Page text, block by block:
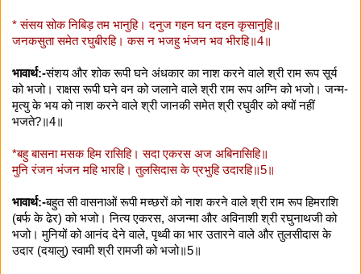
* संसय सोक निबिड़ तम भानुहि। दनुज गहन घन दहन कृसानुहि॥
जनकसुता समेत रघुबीरहि। कस न भजहु भंजन भव भीरहि॥4॥
भावार्थ:-संशय और शोक रूपी घने अंधकार का नाश करने वाले श्री राम रूप सूर्य
को भजो। राक्षस रूपी घने वन को जलाने वाले श्री राम रूप अग्नि को भजो। जन्म-
मृत्यु के भय को नाश करने वाले श्री जानकी समेत श्री रघुवीर को क्यों नहीं
भजते?॥4॥
*बहु बासना मसक हिम रासिहि। सदा एकरस अज अबिनासिहि॥
मुनि रंजन भंजन महि भारहि। तुलसिदास के प्रभुहि उदारहि॥5॥
भावार्थ:-बहुत सी वासनाओं रूपी मच्छरों को नाश करने वाले श्री राम रूप हिमराशि
(बर्फ के ढेर) को भजो। नित्य एकरस, अजन्मा और अविनाशी श्री रघुनाथजी को
भजो। मुनियों को आनंद देने वाले, पृथ्वी का भार उतारने वाले और तुलसीदास के
उदार (दयालु) स्वामी श्री रामजी को भजो॥5॥